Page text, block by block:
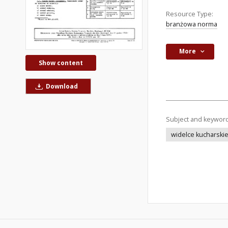
Show content
Download
Resource Type:
branżowa norma
More
Subject and
widelce kucharskie